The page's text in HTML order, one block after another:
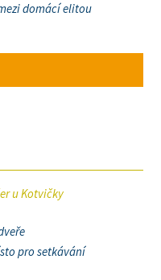
domácí elitou
u Kotvičky
pro setkávání